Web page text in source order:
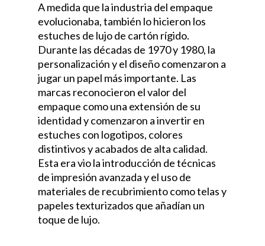
A medida que la industria del empaque
evolucionaba, también lo hicieron los
estuches de lujo de cartón rígido.
Durante las décadas de 1970 y 1980, la
personalización y el diseño comenzaron a
jugar un papel más importante. Las
marcas reconocieron el valor del
empaque como una extensión de su
identidad y comenzaron a invertir en
estuches con logotipos, colores
distintivos y acabados de alta calidad.
Esta era vio la introducción de técnicas
de impresión avanzada y el uso de
materiales de recubrimiento como telas y
papeles texturizados que añadían un
toque de lujo.